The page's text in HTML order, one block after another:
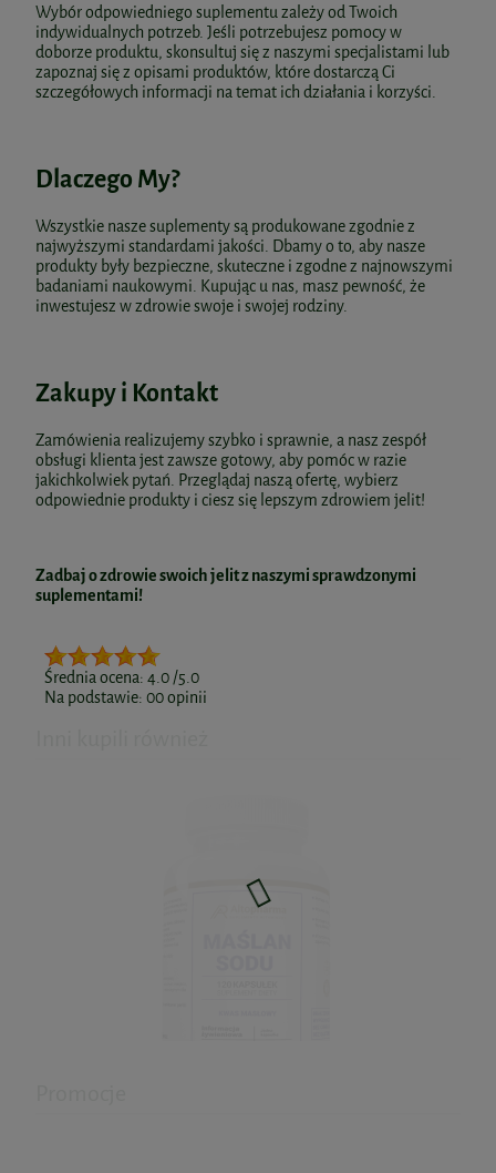
Wybór odpowiedniego suplementu zależy od Twoich
indywidualnych potrzeb. Jeśli potrzebujesz pomocy w
doborze produktu, skonsultuj się z naszymi specjalistami lub
zapoznaj się z opisami produktów, które dostarczą Ci
szczegółowych informacji na temat ich działania i korzyści.
Dlaczego My?
Wszystkie nasze suplementy są produkowane zgodnie z
najwyższymi standardami jakości. Dbamy o to, aby nasze
produkty były bezpieczne, skuteczne i zgodne z najnowszymi
badaniami naukowymi. Kupując u nas, masz pewność, że
inwestujesz w zdrowie swoje i swojej rodziny.
Zakupy i Kontakt
Zamówienia realizujemy szybko i sprawnie, a nasz zespół
obsługi klienta jest zawsze gotowy, aby pomóc w razie
jakichkolwiek pytań. Przeglądaj naszą ofertę, wybierz
odpowiednie produkty i ciesz się lepszym zdrowiem jelit!
Zadbaj o zdrowie swoich jelit z naszymi sprawdzonymi
suplementami!
Średnia ocena: 4.0/5.0
Na podstawie: 00opinii